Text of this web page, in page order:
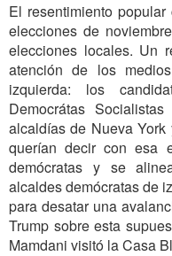
El resentimiento
elecciones de
elecciones locales. Un
atención de los
izquierda: los
Democrátas
alcaldías de Nueva
querían decir con esa
demócratas y se
alcaldes demócratas de
para desatar una
Trump sobre esta
Mamdani visitó la Casa